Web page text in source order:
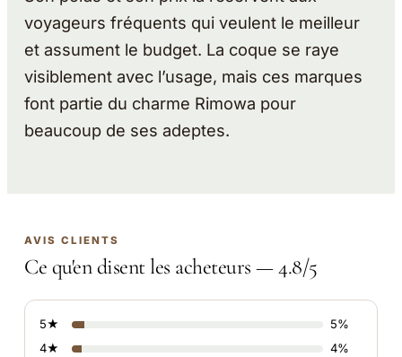
voyageurs fréquents qui veulent le meilleur
et assument le budget. La coque se raye
visiblement avec l’usage, mais ces marques
font partie du charme Rimowa pour
beaucoup de ses adeptes.
AVIS CLIENTS
Ce qu'en disent les acheteurs — 4.8/5
5★
5%
4★
4%